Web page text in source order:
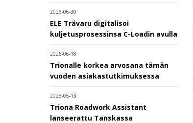
2026-06-30
ELE Trävaru digitalisoi
kuljetusprosessinsa C-Loadin avulla
2026-06-18
Trionalle korkea arvosana tämän
vuoden asiakastutkimuksessa
2026-05-13
Triona Roadwork Assistant
lanseerattu Tanskassa